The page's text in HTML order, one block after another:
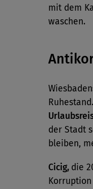
mit dem
waschen.
der Stadt
bleiben,
Cicig, die